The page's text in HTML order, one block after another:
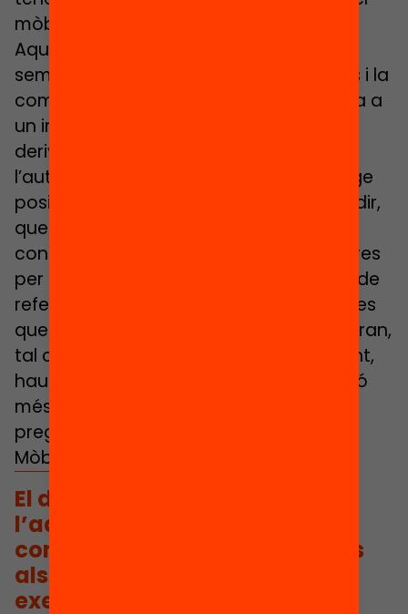
mòbil (49.7%).
Aquest procés de debat serà celebrat
sempre que la participació dels centres i la
comunitat educativa no es vegi reduïda a
un intercanvi d’opinions i posicions que
derivi en una nova concepció de
l’autonomia de centre sense un lideratge
positiu per part de l’administració. És a dir,
que l’administració proporcioni
coneixement útil i orientacions als centres
per poder actuar, exemples de models de
referència i bones pràctiques i evidències
que suportin les decisions que es prendran,
tal com ja es fa
. Per tant,
haurà de ser un debat que superi la visió
més reduccionista per abordar noves
preguntes: Mòbils com? Mòbils quan?
Mòbils qui? Mòbils per a què?
El debat ha de servir perquè
l’administració proporcioni
coneixement útil i orientacions
als centres per poder actuar,
exemples de models de